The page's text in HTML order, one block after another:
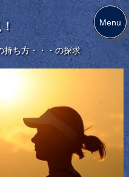
持ち方・・・の探求
Menu